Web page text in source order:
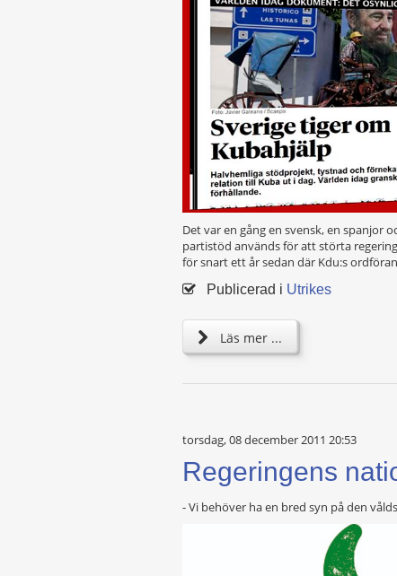
Det var en gång en svensk, en spanjor
partistöd används för att störta
för snart ett år sedan där Kdu:s
Publicerad i Utrikes
Läs mer ...
torsdag, 08 december 2011 20:53
Regeringens
- Vi behöver ha en bred syn på den